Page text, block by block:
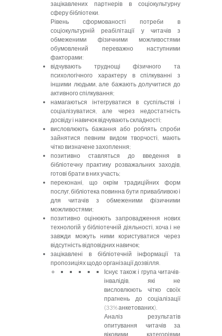
зацікавлених партнерів в соціокультурну
сферу бібліотеки.
Рівень сформованості потреби в
соціокультурній реабілітації у читачів з
обмеженими фізичними можливостями
обумовлений переважно наступними
факторами:
відчувають труднощі фізичного та
психологічного характеру в спілкуванні з
іншими людьми, але бажають долучитися до
активного спілкування;
намагаються інтегруватися в суспільстві і
соціалізуватися, але через недостатність
досвіду і навичок відчувають складності;
висловлюють бажання або роблять спроби
зайнятися певним видом творчості, мають
чітко визначене захоплення;
позитивно ставляться до введення в
бібліотечну практику розважальних заходів,
готові брати в них участь;
переконані, що окрім традиційних форм
послуг, бібліотека повинна бути привабливою і
для читачів з обмеженими фізичними
можливостями;
позитивно оцінюють запровадження нових
технологій у бібліотечній діяльності, хоча і не
завжди можуть ними користуватися через
відсутність відповідних навичок;
зацікавлені в бібліотечній інформації та
пропозиціях щодо організації дозвілля.
Існує також і група читачів-
інвалідів, які не
висловлюють чітко своїх
прагнень до соціалізації
(33% анкетованих).
Аналіз результатів
опитування читачів за
віковими категоріями